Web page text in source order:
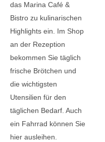
das Marina Café &
Bistro zu kulinarischen
Highlights ein. Im Shop
an der Rezeption
bekommen Sie täglich
frische Brötchen und
die wichtigsten
Utensilien für den
täglichen Bedarf. Auch
ein Fahrrad können Sie
hier ausleihen.